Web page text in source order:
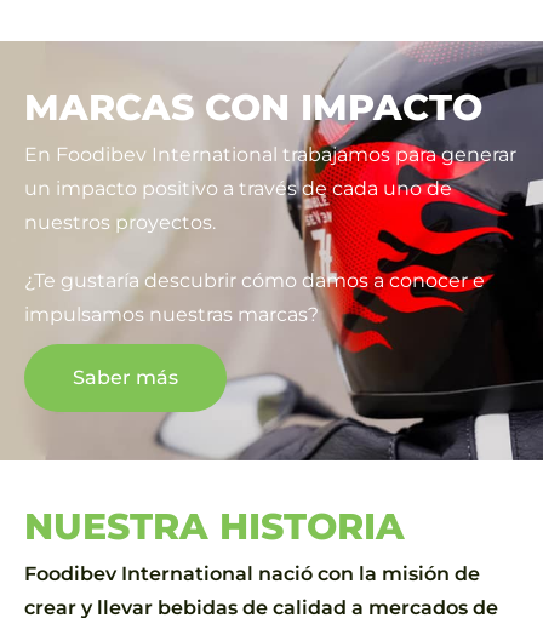
MARCAS CON IMPACTO
En Foodibev International trabajamos para generar
un impacto positivo a través de cada uno de
nuestros proyectos.
¿Te gustaría descubrir cómo damos a conocer e
impulsamos nuestras marcas?
Saber más
NUESTRA HISTORIA
Foodibev International nació con la misión de
crear y llevar bebidas de calidad a mercados de